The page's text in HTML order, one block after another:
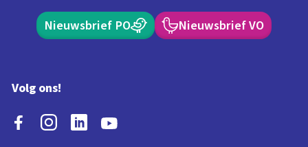
Nieuwsbrief PO Nieuwsbrief VO
Volg ons!